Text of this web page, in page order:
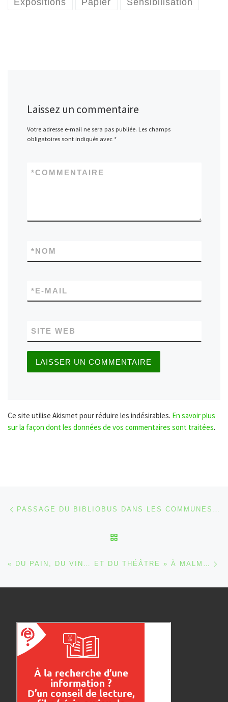
Expositions Papier Sensibilisation
Laissez un commentaire
Votre adresse e-mail ne sera pas publiée. Les champs
obligatoires sont indiqués avec *
COMMENTAIRE
*
NOM
*
E-MAIL
*
SITE WEB
Ce site utilise Akismet pour réduire les indésirables. En savoir plus
sur la façon dont les données de vos commentaires sont traitées.
Parcourir les articles PASSAGE DU BIBLIOBUS DANS LES COMMUNES DE WAIMES ET MALMEDY EN 2013
« DU PAIN, DU VIN… ET DU THÉÂTRE » À MALMEDY